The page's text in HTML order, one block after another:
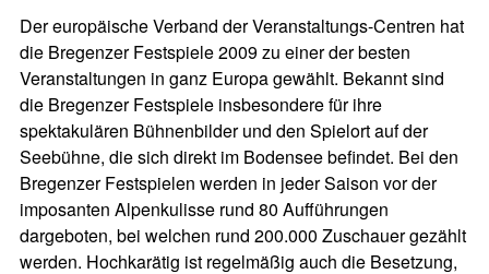
Der europäische Verband der Veranstaltungs-Centren hat
die Bregenzer Festspiele 2009 zu einer der besten
Veranstaltungen in ganz Europa gewählt. Bekannt sind
die Bregenzer Festspiele insbesondere für ihre
spektakulären Bühnenbilder und den Spielort auf der
Seebühne, die sich direkt im Bodensee befindet. Bei den
Bregenzer Festspielen werden in jeder Saison vor der
imposanten Alpenkulisse rund 80 Aufführungen
dargeboten, bei welchen rund 200.000 Zuschauer gezählt
werden. Hochkarätig ist regelmäßig auch die Besetzung,